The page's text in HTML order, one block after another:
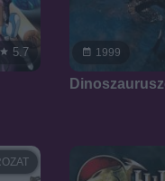
5.7 1999